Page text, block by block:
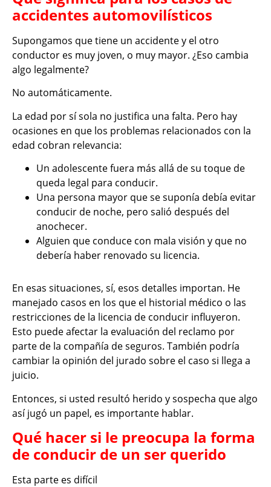
accidentes automovilísticos
Supongamos que tiene un accidente y el otro
conductor es muy joven, o muy mayor. ¿Eso cambia
algo legalmente?
No automáticamente.
La edad por sí sola no justifica una falta. Pero hay
ocasiones en que los problemas relacionados con la
edad cobran relevancia:
Un adolescente fuera más allá de su toque de
queda legal para conducir.
Una persona mayor que se suponía debía evitar
conducir de noche, pero salió después del
anochecer.
Alguien que conduce con mala visión y que no
debería haber renovado su licencia.
En esas situaciones, sí, esos detalles importan. He
manejado casos en los que el historial médico o las
restricciones de la licencia de conducir influyeron.
Esto puede afectar la evaluación del reclamo por
parte de la compañía de seguros. También podría
cambiar la opinión del jurado sobre el caso si llega a
juicio.
Entonces, si usted resultó herido y sospecha que algo
así jugó un papel, es importante hablar.
Qué hacer si le preocupa la forma
de conducir de un ser querido
Esta parte es difícil